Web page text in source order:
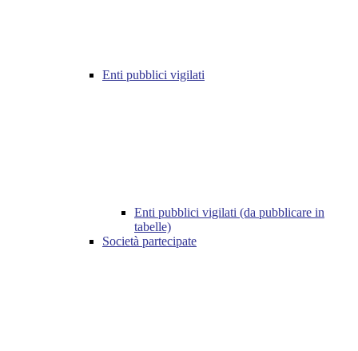
Enti pubblici vigilati
Enti pubblici vigilati (da pubblicare in
tabelle)
Società partecipate